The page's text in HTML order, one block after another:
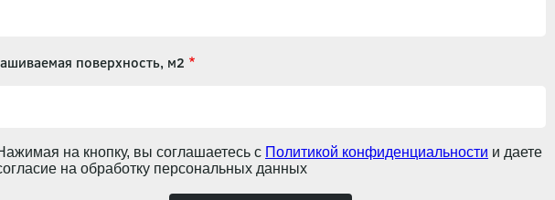
поверхность, м2
на кнопку, вы соглашаетесь с Политикой конфиденциальности и даете
на обработку персональных данных